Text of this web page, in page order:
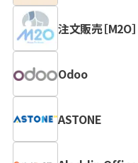
注文販売［M2O］
Odoo
ASTONE